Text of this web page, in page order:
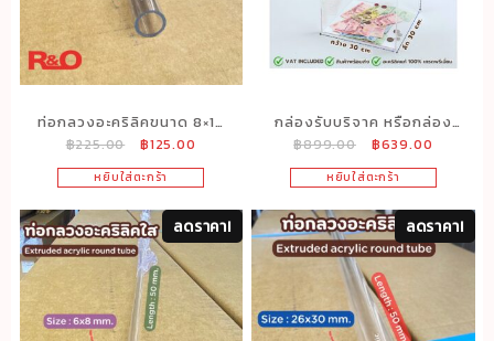
ท่อกลวงอะคริลิคขนาด 8×12
mm. ยาว 50 cm.
฿225.00
Original
price
was:
฿225.00.
฿125.00
price
is:
฿125.00.
หยิบใส่ตะกร้า
กล่องรับบริจาค หรือกล่อง
Donation box สีใส ขนาด
กว้าง 30xลึก30 xสูง30 cm.
฿899.00
Original
price
was:
฿899.00.
฿639.00
price
is:
฿
หยิบใส่ตะกร้า
ลดราคา! ลดราคา!